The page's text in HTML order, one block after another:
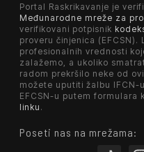
Portal Raskrikavanje je
Međunarodne mreže za
verifikovani potpisnik
proveru činjenica (EFCSN).
profesionalnih vrednosti
zalažemo, a ukoliko
radom prekršilo neke od
možete uputiti žalbu IFCN-
EFCSN-u putem formulara
linku .
Poseti nas na mrežama: